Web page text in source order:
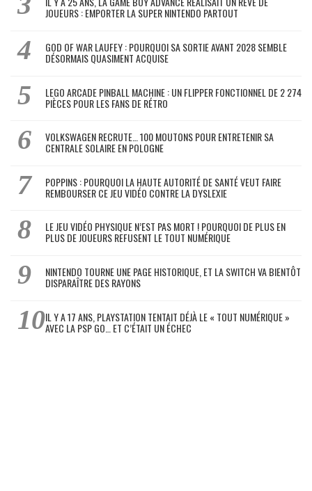
JOUEURS : EMPORTER LA SUPER NINTENDO PARTOUT
GOD OF WAR LAUFEY : POURQUOI SA SORTIE AVANT 2028 SEMBLE
DÉSORMAIS QUASIMENT ACQUISE
LEGO ARCADE PINBALL MACHINE : UN FLIPPER FONCTIONNEL DE 2 274
PIÈCES POUR LES FANS DE RÉTRO
VOLKSWAGEN RECRUTE… 100 MOUTONS POUR ENTRETENIR SA
CENTRALE SOLAIRE EN POLOGNE
POPPINS : POURQUOI LA HAUTE AUTORITÉ DE SANTÉ VEUT FAIRE
REMBOURSER CE JEU VIDÉO CONTRE LA DYSLEXIE
LE JEU VIDÉO PHYSIQUE N’EST PAS MORT ! POURQUOI DE PLUS EN
PLUS DE JOUEURS REFUSENT LE TOUT NUMÉRIQUE
NINTENDO TOURNE UNE PAGE HISTORIQUE, ET LA SWITCH VA BIENTÔT
DISPARAÎTRE DES RAYONS
IL Y A 17 ANS, PLAYSTATION TENTAIT DÉJÀ LE « TOUT NUMÉRIQUE »
AVEC LA PSP GO… ET C’ÉTAIT UN ÉCHEC